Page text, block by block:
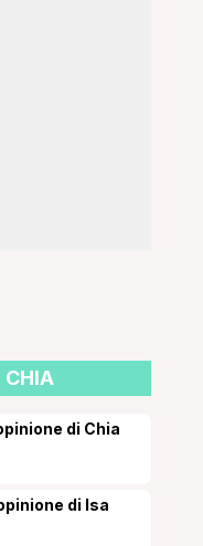
CHIA
di Chia
di Isa